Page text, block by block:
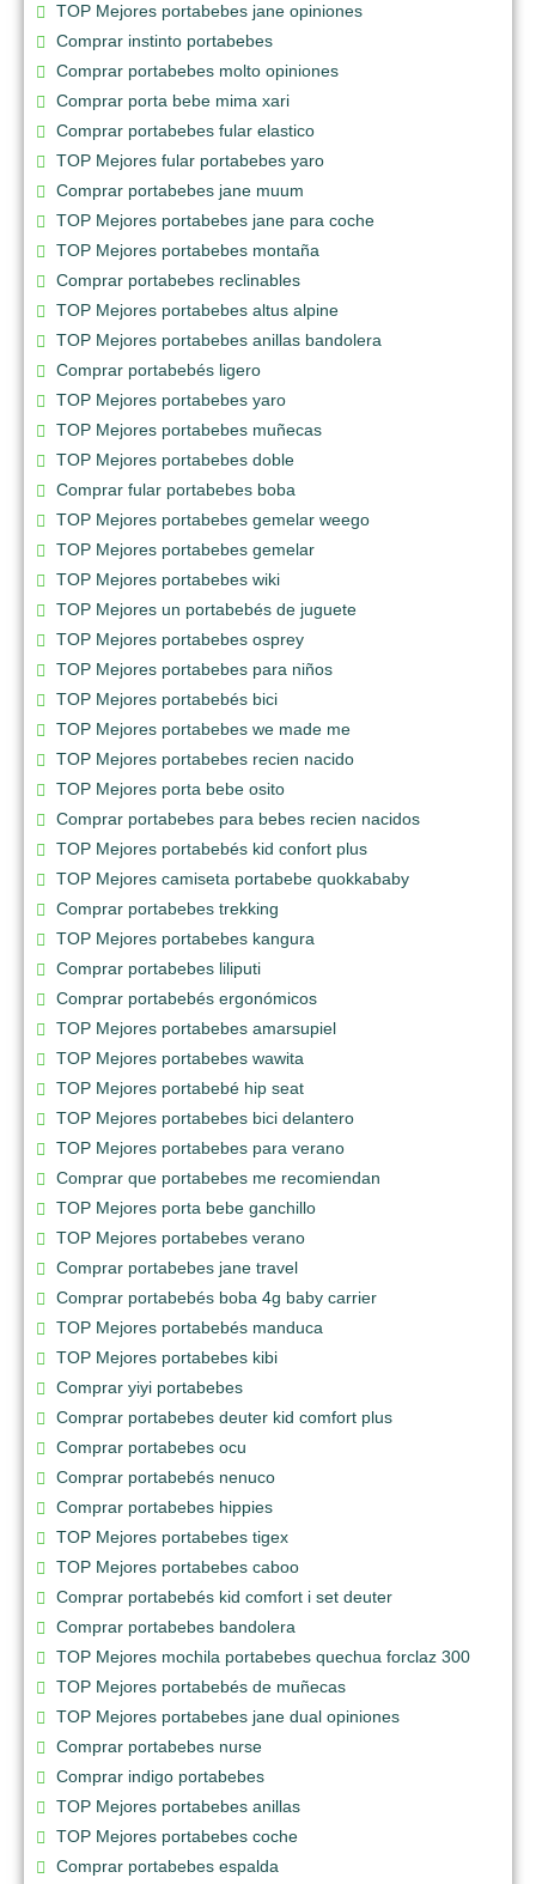
TOP Mejores portabebes jane opiniones
Comprar instinto portabebes
Comprar portabebes molto opiniones
Comprar porta bebe mima xari
Comprar portabebes fular elastico
TOP Mejores fular portabebes yaro
Comprar portabebes jane muum
TOP Mejores portabebes jane para coche
TOP Mejores portabebes montaña
Comprar portabebes reclinables
TOP Mejores portabebes altus alpine
TOP Mejores portabebes anillas bandolera
Comprar portabebés ligero
TOP Mejores portabebes yaro
TOP Mejores portabebes muñecas
TOP Mejores portabebes doble
Comprar fular portabebes boba
TOP Mejores portabebes gemelar weego
TOP Mejores portabebes gemelar
TOP Mejores portabebes wiki
TOP Mejores un portabebés de juguete
TOP Mejores portabebes osprey
TOP Mejores portabebes para niños
TOP Mejores portabebés bici
TOP Mejores portabebes we made me
TOP Mejores portabebes recien nacido
TOP Mejores porta bebe osito
Comprar portabebes para bebes recien nacidos
TOP Mejores portabebés kid confort plus
TOP Mejores camiseta portabebe quokkababy
Comprar portabebes trekking
TOP Mejores portabebes kangura
Comprar portabebes liliputi
Comprar portabebés ergonómicos
TOP Mejores portabebes amarsupiel
TOP Mejores portabebes wawita
TOP Mejores portabebé hip seat
TOP Mejores portabebes bici delantero
TOP Mejores portabebes para verano
Comprar que portabebes me recomiendan
TOP Mejores porta bebe ganchillo
TOP Mejores portabebes verano
Comprar portabebes jane travel
Comprar portabebés boba 4g baby carrier
TOP Mejores portabebés manduca
TOP Mejores portabebes kibi
Comprar yiyi portabebes
Comprar portabebes deuter kid comfort plus
Comprar portabebes ocu
Comprar portabebés nenuco
Comprar portabebes hippies
TOP Mejores portabebes tigex
TOP Mejores portabebes caboo
Comprar portabebés kid comfort i set deuter
Comprar portabebes bandolera
TOP Mejores mochila portabebes quechua forclaz 300
TOP Mejores portabebés de muñecas
TOP Mejores portabebes jane dual opiniones
Comprar portabebes nurse
Comprar indigo portabebes
TOP Mejores portabebes anillas
TOP Mejores portabebes coche
Comprar portabebes espalda